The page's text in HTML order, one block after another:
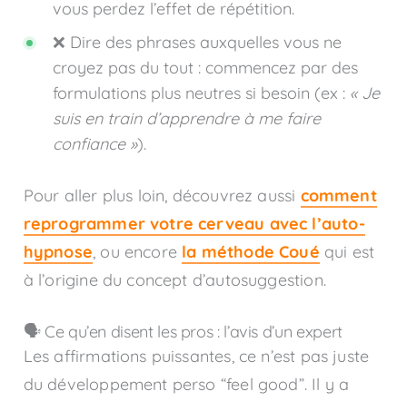
vous perdez l’effet de répétition.
❌ Dire des phrases auxquelles vous ne
croyez pas du tout : commencez par des
formulations plus neutres si besoin (ex : « Je
suis en train d’apprendre à me faire
confiance »).
Pour aller plus loin, découvrez aussi comment
reprogrammer votre cerveau avec l’auto-
hypnose, ou encore la méthode Coué qui est
à l’origine du concept d’autosuggestion.
🗣️ Ce qu’en disent les pros : l’avis d’un expert
Les affirmations puissantes, ce n’est pas juste
du développement perso “feel good”. Il y a